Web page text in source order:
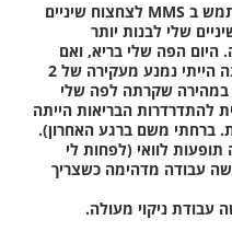
מאז סיום הטיפול אני ממשיך להשתמש ב MMS לצחצוח שיניים
שלי לבנות יותר
היום הפה שלי בריא, ואם
הייתי מכיר את החומר הזה לפני שנה הייתי נמנע מעקירה של 2
במהירה שקרתה לפה שלי
להתדרדרות הבריאות הייתה
תופעות לוואי (לפחות לי
עבודה מדהימה כשצריך
עבודת ניקוי מעולה.